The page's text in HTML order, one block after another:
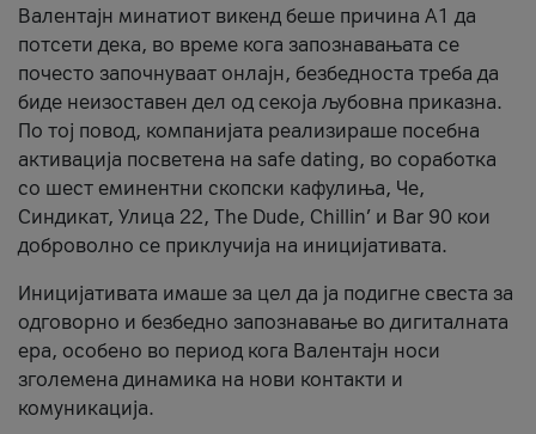
Валентајн минатиот викенд беше причина А1 да
потсети дека, во време кога запознавањата се
почесто започнуваат онлајн, безбедноста треба да
биде неизоставен дел од секоја љубовна приказна.
По тој повод, компанијата реализираше посебна
активација посветена на safe dating, во соработка
со шест еминентни скопски кафулиња, Че,
Синдикат, Улица 22, The Dude, Chillin’ и Bar 90 кои
доброволно се приклучија на иницијативата.
Иницијативата имаше за цел да ја подигне свеста за
одговорно и безбедно запознавање во дигиталната
ера, особено во период кога Валентајн носи
зголемена динамика на нови контакти и
комуникација.